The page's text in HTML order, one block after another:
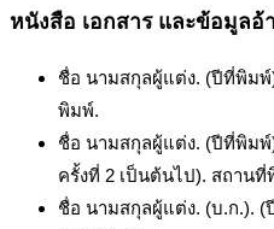
หนังสือ เอกสาร และข้อมูลอ้
ชื่อ นามสกุลผู้แต่ง. (ปีที่พิมพ์
พิมพ์.
ชื่อ นามสกุลผู้แต่ง. (ปีที่พิมพ์
ครั้งที่ 2 เป็นต้นไป). สถาน
ชื่อ นามสกุลผู้แต่ง. (บ.ก.). (